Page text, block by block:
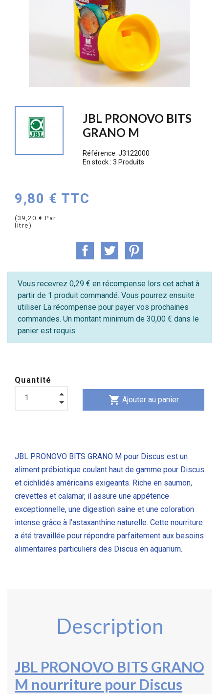
JBL PRONOVO BITS
GRANO M
Référence:J3122000
En stock :3 Produits
9,80 € TTC
(39,20 € Par
litre)
Vous recevrez 0,29 € en récompense lors cet achat à
partir de 1 produit commandé. Vous pourrez ensuite
utiliser La récompense pour payer vos prochaines
commandes. Un montant minimum de 30,00 € dans le
panier est requis.
Quantité
shopping_cart Ajouter au panier
JBL PRONOVO BITS GRANO M pour Discus est un
aliment prébiotique coulant haut de gamme pour Discus
et cichlidés américains exigeants. Riche en saumon,
crevettes et calamar, il assure une appétence
exceptionnelle, une digestion saine et une coloration
intense grâce à l’astaxanthine naturelle. Cette nourriture
a été travaillée pour répondre parfaitement aux besoins
alimentaires particuliers des Discus en aquarium.
Description
JBL PRONOVO BITS GRANO
M nourriture pour Discus